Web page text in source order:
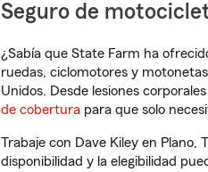
Seguro de
¿Sabía que State Farm ha
ruedas, ciclomotores y
Unidos. Desde lesiones
de cobertura para que solo
Trabaje con Dave Kiley en
disponibilidad y la elegibilidad